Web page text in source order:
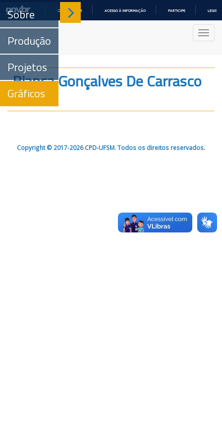
COMUNICA BR ACESSO À INFORMAÇÃO PARTICIPE
Sobre
Produção
Projetos
Gráficos
Bianca Gonçalves De Carrasco
Bassi
Copyright © 2017-2026 CPD-UFSM. Todos os direitos reservados.